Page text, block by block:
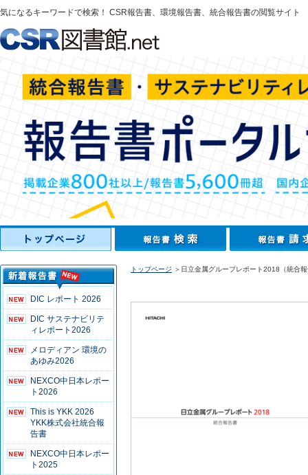
気になるキーワードで検索！ CSR報告書、環境報告書、統合報告書の閲覧サイト
DIC レポート 2026
DIC サステナビリテ
ィレポート2026
メロディアン 環境の
あゆみ2026
NEXCO中日本レポー
ト2026
This is YKK 2026
YKK株式会社統合報
告書
NEXCO中日本レポー
ト2025
トップページ ＞日立金属グループレポート2018（統合